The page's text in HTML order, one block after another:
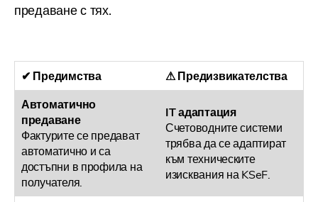
предаване с тях.
✔ Предимства
⚠ Предизвикателства
Автоматично
предаване
Фактурите се предават
автоматично и са
достъпни в профила на
получателя.
IT адаптация
Счетоводните системи
трябва да се адаптират
към техническите
изисквания на KSeF.